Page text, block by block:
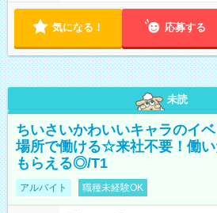
気になる！ 応募する
未読
ちいさいかわいいキャラのイ
場所で働ける☆来社不要！働
もらえる◎/T1
アルバイト 職種未経験OK